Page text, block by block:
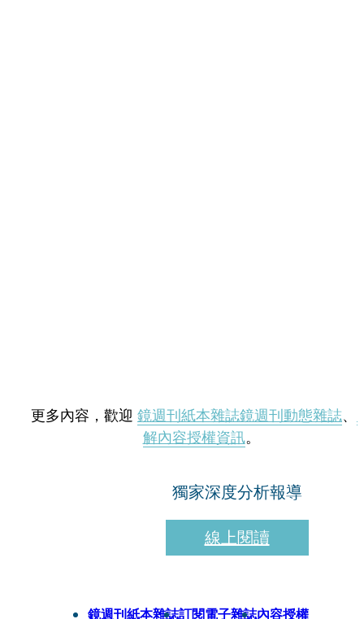
更多內容，歡迎 鏡週刊紙本雜誌鏡週刊動態雜誌、
解內容授權資訊。
獨家深度分析報導
線上閱讀
鏡週刊紙本雜誌訂閱電子雜誌內容授權